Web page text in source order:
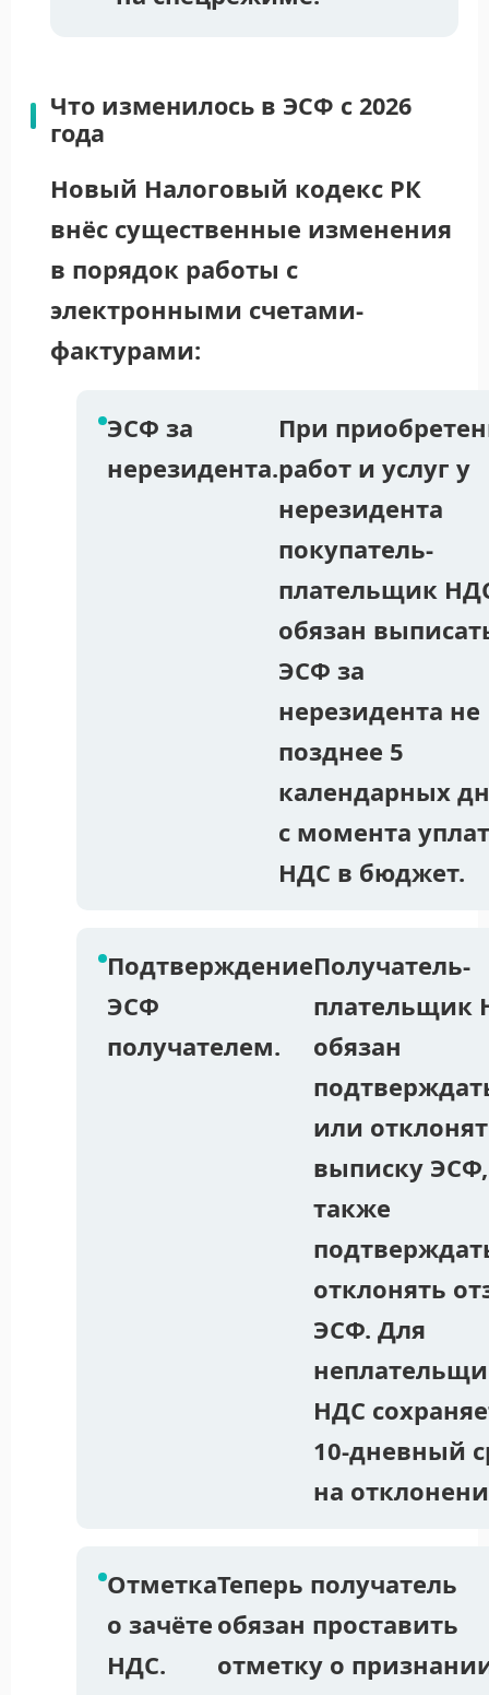
Что изменилось в ЭСФ с 2026
года
Новый Налоговый кодекс РК
внёс существенные изменения
в порядок работы с
электронными счетами-
фактурами:
ЭСФ за
нерезидента.
При
работ и услуг у
нерезидента
покупатель-
плательщик
обязан
ЭСФ за
нерезидента не
позднее 5
календарных
с момента
НДС в бюджет.
Подтверждение
ЭСФ
получателем.
Получатель-
плательщик
обязан
или
выписку
также
отклонять
ЭСФ. Для
НДС
10-дневный
на
Отметка
о зачёте
НДС.
Теперь получатель
обязан проставить
отметку о